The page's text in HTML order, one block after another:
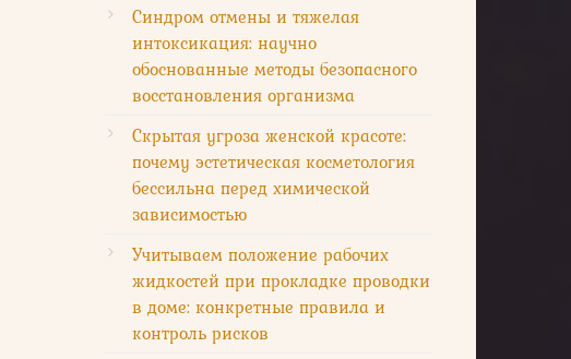
Синдром отмены и тяжелая
интоксикация: научно
обоснованные методы безопасного
восстановления организма
Скрытая угроза женской красоте:
почему эстетическая косметология
бессильна перед химической
зависимостью
Учитываем положение рабочих
жидкостей при прокладке проводки
в доме: конкретные правила и
контроль рисков